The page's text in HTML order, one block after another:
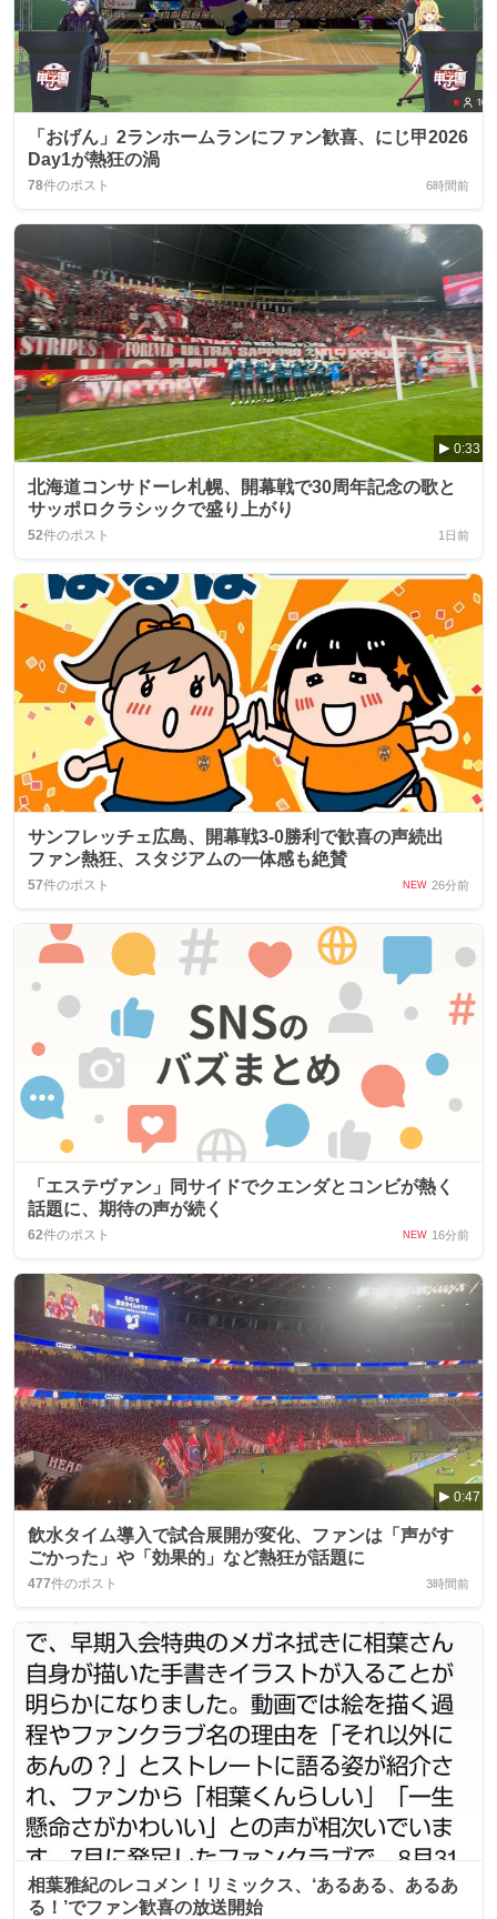
「おげん」2ランホームランにファン歓喜、にじ甲2026
Day1が熱狂の渦
78件のポスト 6時間前
0:33
北海道コンサドーレ札幌、開幕戦で30周年記念の歌と
サッポロクラシックで盛り上がり
52件のポスト 1日前
サンフレッチェ広島、開幕戦3-0勝利で歓喜の声続出
ファン熱狂、スタジアムの一体感も絶賛
57件のポスト NEW 26分前
「エステヴァン」同サイドでクエンダとコンビが熱く
話題に、期待の声が続く
62件のポスト NEW 16分前
0:47
飲水タイム導入で試合展開が変化、ファンは「声がす
ごかった」や「効果的」など熱狂が話題に
477件のポスト 3時間前
相葉雅紀のレコメン！リミックス、‘あるある、あるあ
る！’でファン歓喜の放送開始